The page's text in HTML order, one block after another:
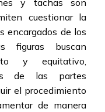
y tachas son
cuestionar la
encargados de los
figuras buscan
y equitativo,
de las partes
el procedimiento
de manera